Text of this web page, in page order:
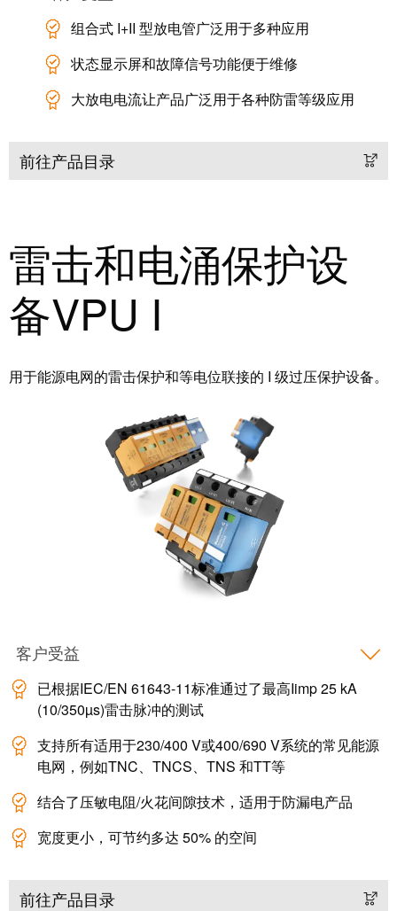
联接
创新
品。
组合式 I+II 型放电管广泛用于多种应用
状态显示屏和故障信号功能便于维修
大放电电流让产品广泛用于各种防雷等级应用
前往产品目录
雷击和电涌保护设
备VPU I
用于能源电网的雷击保护和等电位联接的 I 级过压保护设备。
客户受益
已根据IEC/EN 61643-11标准通过了最高Iimp 25 kA
(10/350µs)雷击脉冲的测试
支持所有适用于230/400 V或400/690 V系统的常见能源
电网，例如TNC、TNCS、TNS 和TT等
结合了压敏电阻/火花间隙技术，适用于防漏电产品
宽度更小，可节约多达 50% 的空间
前往产品目录